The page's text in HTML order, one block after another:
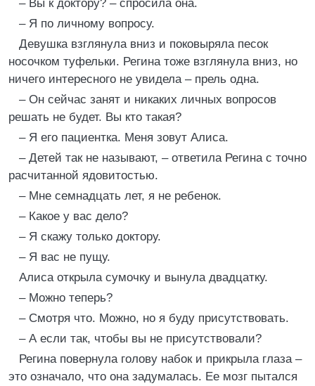
– Вы к доктору? – спросила она.
– Я по личному вопросу.
Девушка взглянула вниз и поковыряла песок
носочком туфельки. Регина тоже взглянула вниз, но
ничего интересного не увидела – прель одна.
– Он сейчас занят и никаких личных вопросов
решать не будет. Вы кто такая?
– Я его пациентка. Меня зовут Алиса.
– Детей так не называют, – ответила Регина с точно
расчитанной ядовитостью.
– Мне семнадцать лет, я не ребенок.
– Какое у вас дело?
– Я скажу только доктору.
– Я вас не пущу.
Алиса открыла сумочку и вынула двадцатку.
– Можно теперь?
– Смотря что. Можно, но я буду присутствовать.
– А если так, чтобы вы не присутствовали?
Регина повернула голову набок и прикрыла глаза –
это означало, что она задумалась. Ее мозг пытался